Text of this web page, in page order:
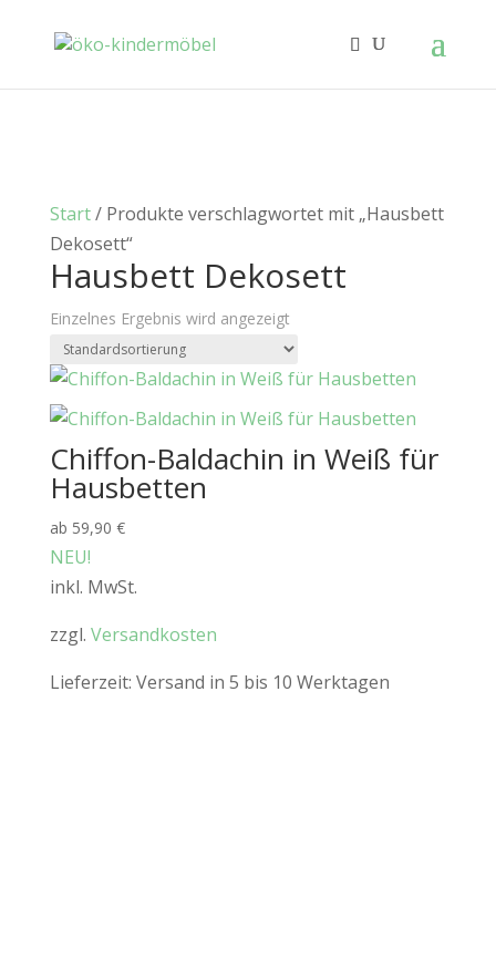
Start/ Produkte verschlagwortet mit „Hausbett
Dekosett“
Hausbett Dekosett
Einzelnes Ergebnis wird angezeigt
Chiffon-Baldachin in Weiß für
Hausbetten
ab 59,90 €
NEU!
inkl. MwSt.
zzgl. Versandkosten
Lieferzeit: Versand in 5 bis 10 Werktagen